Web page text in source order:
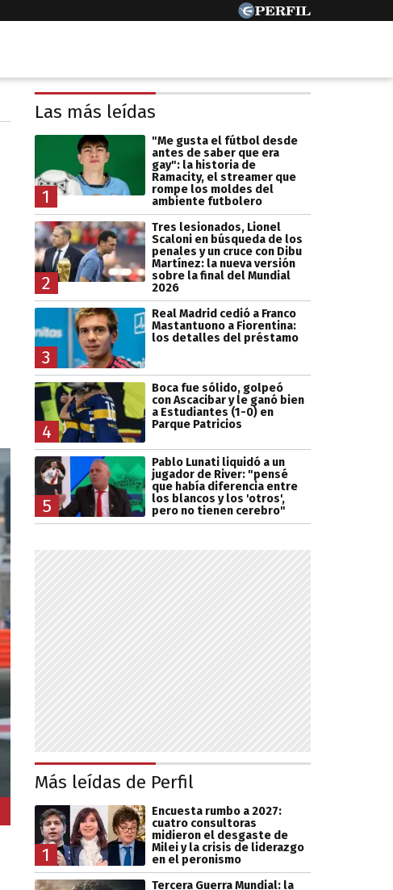
Las más leídas
1
"Me gusta el fútbol desde
antes de saber que era
gay": la historia de
Ramacity, el streamer que
rompe los moldes del
ambiente futbolero
2
Tres lesionados, Lionel
Scaloni en búsqueda de los
penales y un cruce con Dibu
Martínez: la nueva versión
sobre la final del Mundial
2026
3
Real Madrid cedió a Franco
Mastantuono a Fiorentina:
los detalles del préstamo
4
Boca fue sólido, golpeó
con Ascacibar y le ganó bien
a Estudiantes (1-0) en
Parque Patricios
5
Pablo Lunati liquidó a un
jugador de River: "pensé
que había diferencia entre
los blancos y los 'otros',
pero no tienen cerebro"
Más leídas de Perfil
1
Encuesta rumbo a 2027:
cuatro consultoras
midieron el desgaste de
Milei y la crisis de liderazgo
en el peronismo
Tercera Guerra Mundial: la